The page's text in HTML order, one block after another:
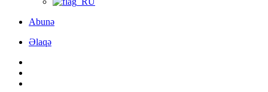
Abunə
Əlaqə